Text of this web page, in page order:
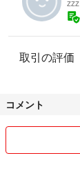
zzz
取引の評価
コメント